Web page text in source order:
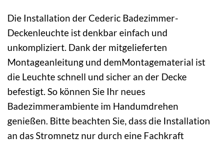
Die Installation der Cederic Badezimmer-
Deckenleuchte ist denkbar einfach und
unkompliziert. Dank der mitgelieferten
Montageanleitung und demMontagematerial ist
die Leuchte schnell und sicher an der Decke
befestigt. So können Sie Ihr neues
Badezimmerambiente im Handumdrehen
genießen. Bitte beachten Sie, dass die Installation
an das Stromnetz nur durch eine Fachkraft